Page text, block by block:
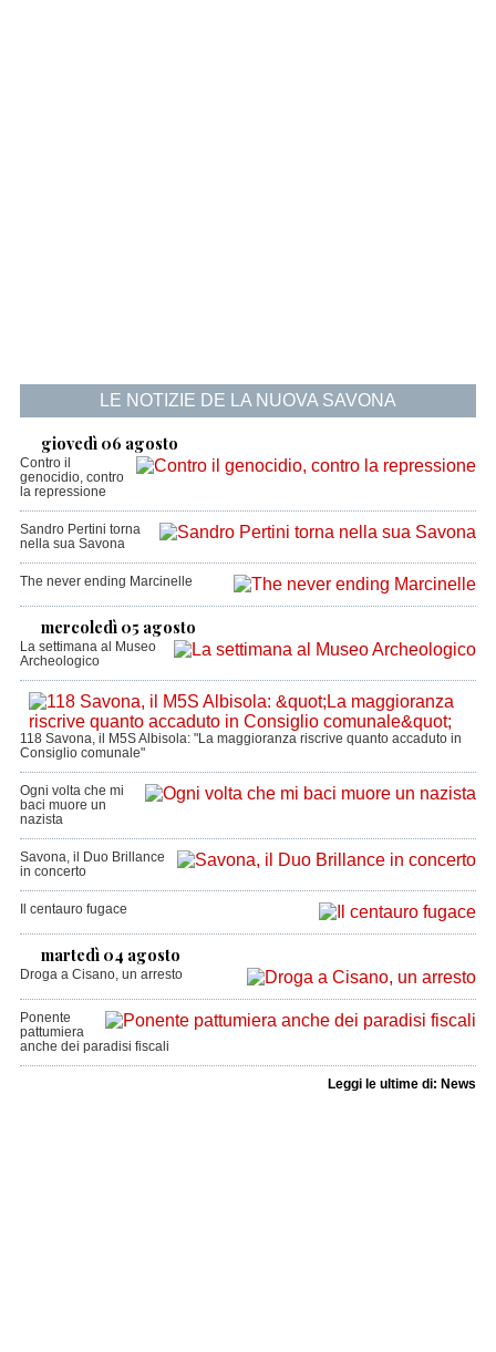
LE NOTIZIE DE LA NUOVA SAVONA
giovedì 06 agosto
Contro il
genocidio, contro
la repressione
Sandro Pertini torna
nella sua Savona
The never ending Marcinelle
mercoledì 05 agosto
La settimana al Museo
Archeologico
118 Savona, il M5S Albisola: "La maggioranza riscrive quanto accaduto in
Consiglio comunale"
Ogni volta che mi
baci muore un
nazista
Savona, il Duo Brillance
in concerto
Il centauro fugace
martedì 04 agosto
Droga a Cisano, un arresto
Ponente
pattumiera
anche dei paradisi fiscali
Leggi le ultime di: News